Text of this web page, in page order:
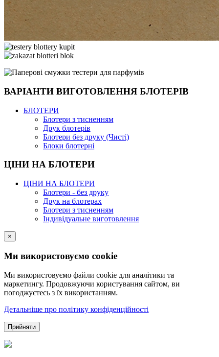
ВАРІАНТИ ВИГОТОВЛЕННЯ БЛОТЕРІВ
БЛОТЕРИ
Блотери з тисненням
Друк блотерів
Блотери без друку (Чисті)
Блоки блотерні
ЦІНИ НА БЛОТЕРИ
ЦІНИ НА БЛОТЕРИ
Блотери - без друку
Друк на блотерах
Блотери з тисненням
Індивідуальне виготовлення
×
Ми використовуємо cookie
Ми використовуємо файли cookie для аналітики та
маркетингу. Продовжуючи користування сайтом, ви
погоджуєтесь з їх використанням.
Детальніше про політику конфіденційності
Прийняти